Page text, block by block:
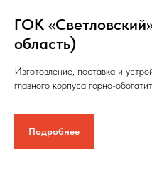
ГОК
область)
Изготовление, поставка и
главного корпуса горно-
Подробнее